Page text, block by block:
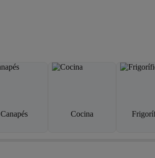
Canapés Cocina